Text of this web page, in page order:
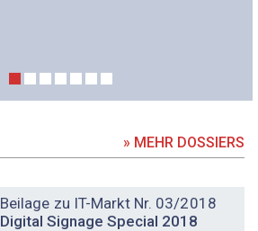
» MEHR DOSSIERS
Beilage zu IT-Markt Nr. 03/2018
Digital Signage Special 2018